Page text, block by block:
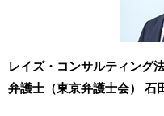
レイズ・コンサルティング
弁護士（東京弁護士会） 石